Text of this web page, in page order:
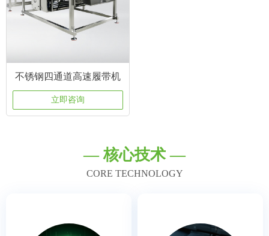
不锈钢四通道高速履带机
立即咨询
— 核心技术 —
CORE TECHNOLOGY